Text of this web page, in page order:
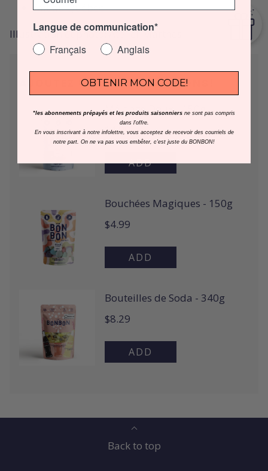
fait au Québec
Illustration et photo:Atelier Marthes
AJOUTEZ UN SAC DE BONBONS!
Back to top
Langue de communication*
Français
Anglais
OBTENIR MON CODE!
*les abonnements prépayés et les produits saisonniers ne sont pas compris
dans l'offre.
En vous inscrivant à notre infolettre, vous acceptez de recevoir des courriels de
notre part. On ne va pas vous embêter, c'est juste du BONBON!